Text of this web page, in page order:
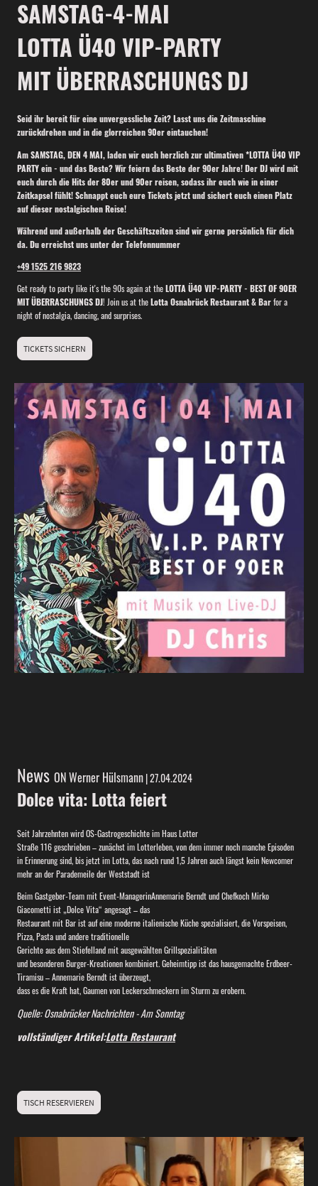
SAMSTAG-4-MAI
LOTTA Ü40 VIP-PARTY
MIT ÜBERRASCHUNGS DJ
Seid ihr bereit für eine unvergessliche Zeit? Lasst uns die Zeitmaschine
zurückdrehen und in die glorreichen 90er eintauchen!
Am SAMSTAG, DEN 4 MAI, laden wir euch herzlich zur ultimativen *LOTTA Ü40 VIP
PARTY ein - und das Beste? Wir feiern das Beste der 90er Jahre! Der DJ wird mit
euch durch die Hits der 80er und 90er reisen, sodass ihr euch wie in einer
Zeitkapsel fühlt! Schnappt euch eure Tickets jetzt und sichert euch einen Platz
auf dieser nostalgischen Reise!
Während und außerhalb der Geschäftszeiten sind wir gerne persönlich für dich
da. Du erreichst uns unter der Telefonnummer
+49 1525 216 9823
Get ready to party like it's the 90s again at theLOTTA Ü40 VIP-PARTY - BEST OF 90ER
MIT ÜBERRASCHUNGS DJ! Join us at theLotta Osnabrück Restaurant & Barfor a
night of nostalgia, dancing, and surprises.
TICKETS SICHERN
News ON Werner Hülsmann| 27.04.2024
Dolce vita: Lotta feiert
Seit Jahrzehnten wird OS-Gastrogeschichte im Haus Lotter
Straße 116 geschrieben – zunächst im Lotterleben, von dem immer noch manche Episoden
in Erinnerung sind, bis jetzt im Lotta, das nach rund 1,5 Jahren auch längst kein Newcomer
mehr an der Parademeile der Weststadt ist
Beim Gastgeber-Team mit Event-ManagerinAnnemarie Berndt und Chefkoch Mirko
Giacometti ist „Dolce Vita“ angesagt – das
Restaurant mit Bar ist auf eine moderne italienische Küche spezialisiert, die Vorspeisen,
Pizza, Pasta und andere traditionelle
Gerichte aus dem Stiefelland mit ausgewählten Grillspezialitäten
und besonderen Burger-Kreationen kombiniert. Geheimtipp ist das hausgemachte Erdbeer-
Tiramisu – Annemarie Berndt ist überzeugt,
dass es die Kraft hat, Gaumen von Leckerschmeckern im Sturm zu erobern.
Quelle: Osnabrücker Nachrichten - Am Sonntag
vollständiger Artikel:Lotta Restaurant
TISCH RESERVIEREN